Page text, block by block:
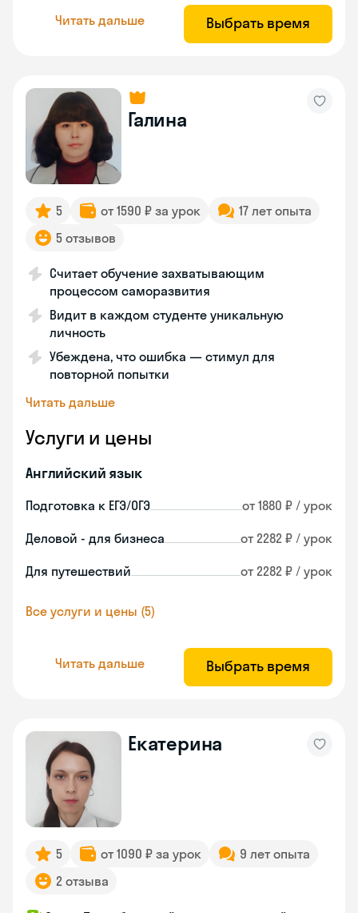
Читать дальше Выбрать время
Галина
5 от 1590 ₽ за урок
17 лет опыта
5 отзывов
Считает обучение захватывающим
процессом саморазвития
Видит в каждом студенте уникальную
личность
Убеждена, что ошибка — стимул для
повторной попытки
Читать дальше
Услуги и цены
Английский язык
Подготовка к ЕГЭ/ОГЭ от 1880 ₽ / урок
Деловой - для бизнеса от 2282 ₽ / урок
Для путешествий от 2282 ₽ / урок
Все услуги и цены (5)
Читать дальше Выбрать время
Екатерина
5 от 1090 ₽ за урок
9 лет опыта
2 отзыва